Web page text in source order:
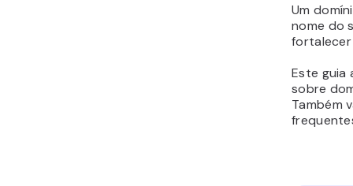
Um
nome do
fortalecer
Este guia
sobre
Também